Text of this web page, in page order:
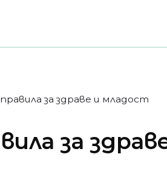
за здраве и младост
за